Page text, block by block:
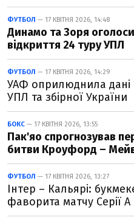
ФУТБОЛ — 17 КВІТНЯ 2026, 14:48
Динамо та Зоря
відкриття 24 туру УПЛ
ФУТБОЛ — 17 КВІТНЯ 2026, 14:29
УАФ оприлюднила дані
УПЛ та збірної України
БОКС — 17 КВІТНЯ 2026, 13:55
Пак'яо спрогнозував
битви Кроуфорд –
ФУТБОЛ — 17 КВІТНЯ 2026, 13:27
Інтер – Кальярі:
фаворита матчу Серії А